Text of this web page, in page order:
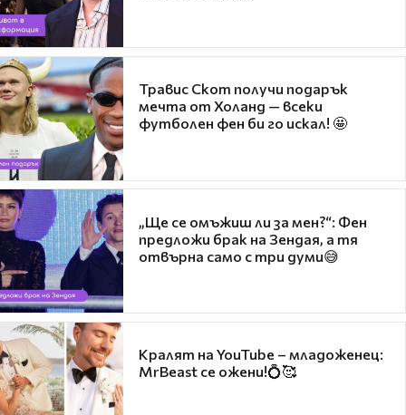
Травис Скот получи подарък
мечта от Холанд — всеки
футболен фен би го искал! 🤩
„Ще се омъжиш ли за мен?“: Фен
предложи брак на Зендая, а тя
отвърна само с три думи😅
Кралят на YouTube – младоженец:
MrBeast се ожени!💍🥰